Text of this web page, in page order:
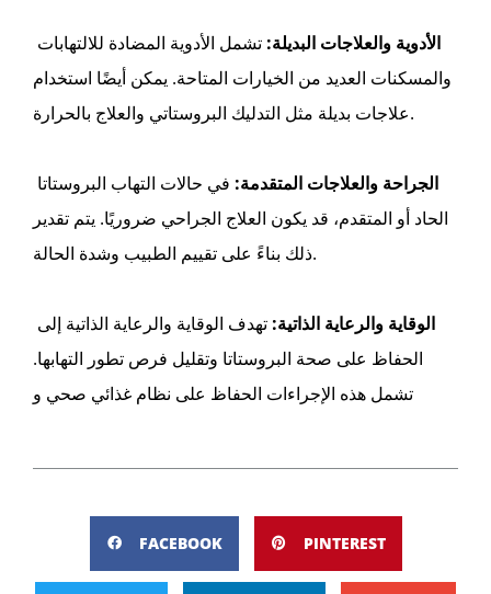
الأدوية والعلاجات البديلة: تشمل الأدوية المضادة للالتهابات
والمسكنات العديد من الخيارات المتاحة. يمكن أيضًا استخدام
علاجات بديلة مثل التدليك البروستاتي والعلاج بالحرارة.
الجراحة والعلاجات المتقدمة: في حالات التهاب البروستاتا
الحاد أو المتقدم، قد يكون العلاج الجراحي ضروريًا. يتم تقدير
ذلك بناءً على تقييم الطبيب وشدة الحالة.
الوقاية والرعاية الذاتية: تهدف الوقاية والرعاية الذاتية إلى
الحفاظ على صحة البروستاتا وتقليل فرص تطور التهابها.
تشمل هذه الإجراءات الحفاظ على نظام غذائي صحي و
FACEBOOK PINTEREST